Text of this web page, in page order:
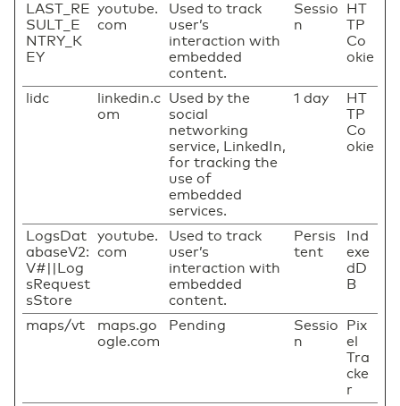
LAST_RE
SULT_E
NTRY_K
EY
youtube.
com
Used to track
user’s
interaction with
embedded
content.
Sessio
n
HT
TP
Co
okie
lidc
linkedin.c
om
Used by the
social
networking
service, LinkedIn,
for tracking the
use of
embedded
services.
1 day
HT
TP
Co
okie
LogsDat
abaseV2:
V#||Log
sRequest
sStore
youtube.
com
Used to track
user’s
interaction with
embedded
content.
Persis
tent
Ind
exe
dD
B
maps/vt
maps.go
ogle.com
Pending
Sessio
n
Pix
el
Tra
cke
r